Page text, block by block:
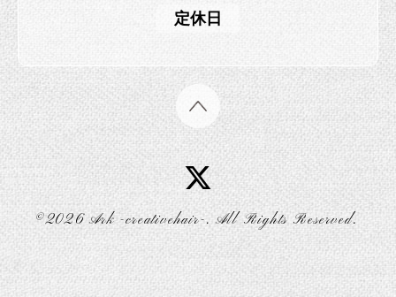
定休日
©2026Ark -creativehair-. All Rights Reserved.